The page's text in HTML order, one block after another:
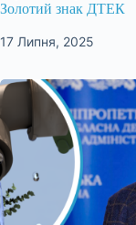
Золотий знак ДТЕК
17 Липня, 2025